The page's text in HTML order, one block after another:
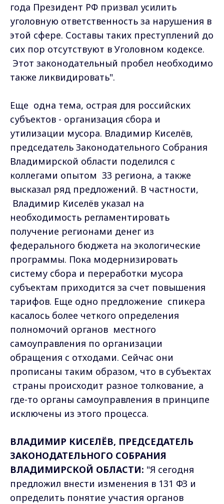
года Президент РФ призвал усилить
уголовную ответственность за нарушения в
этой сфере. Составы таких преступлений до
сих пор отсутствуют в Уголовном кодексе.
Этот законодательный пробел необходимо
также ликвидировать".
Еще одна тема, острая для российских
субъектов - организация сбора и
утилизации мусора. Владимир Киселёв,
председатель Законодательного Собрания
Владимирской области поделился с
коллегами опытом 33 региона, а также
высказал ряд предложений. В частности,
Владимир Киселёв указал на
необходимость регламентировать
получение регионами денег из
федерального бюджета на экологические
программы. Пока модернизировать
систему сбора и переработки мусора
субъектам приходится за счет повышения
тарифов. Еще одно предложение спикера
касалось более четкого определения
полномочий органов местного
самоуправления по организации
обращения с отходами. Сейчас они
прописаны таким образом, что в субъектах
страны происходит разное толкование, а
где-то органы самоуправления в принципе
исключены из этого процесса.
ВЛАДИМИР КИСЕЛЁВ, ПРЕДСЕДАТЕЛЬ
ЗАКОНОДАТЕЛЬНОГО СОБРАНИЯ
ВЛАДИМИРСКОЙ ОБЛАСТИ: "Я сегодня
предложил внести изменения в 131 ФЗ и
определить понятие участия органов